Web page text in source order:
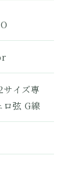
サイズ専
ロ弦 G線